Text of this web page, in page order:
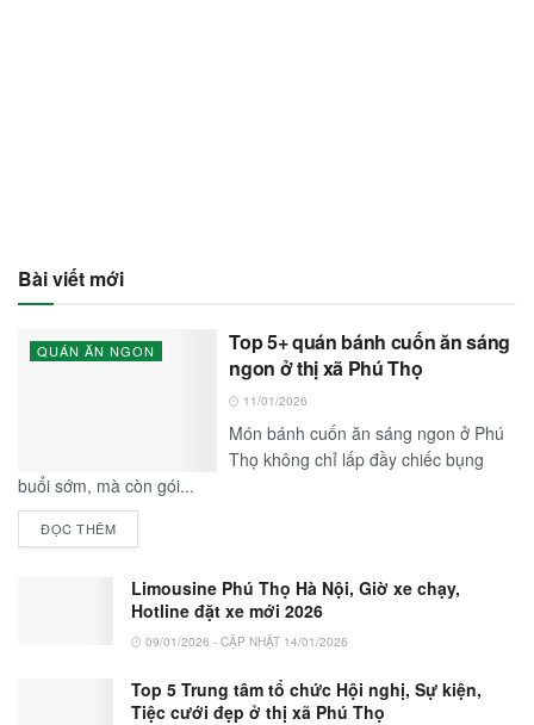
Bài viết mới
QUÁN ĂN NGON
Top 5+ quán bánh cuốn ăn sáng
ngon ở thị xã Phú Thọ
11/01/2026
Món bánh cuốn ăn sáng ngon ở Phú
Thọ không chỉ lấp đầy chiếc bụng
buổi sớm, mà còn gói...
ĐỌC THÊM
Limousine Phú Thọ Hà Nội, Giờ xe chạy,
Hotline đặt xe mới 2026
09/01/2026 - CẬP NHẬT 14/01/2026
Top 5 Trung tâm tổ chức Hội nghị, Sự kiện,
Tiệc cưới đẹp ở thị xã Phú Thọ